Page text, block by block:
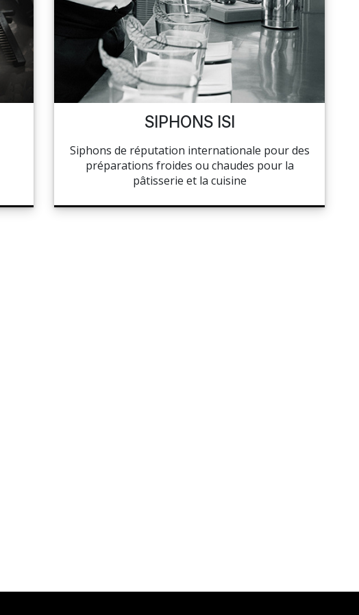
SIPHONS ISI
Siphons de réputation internationale pour des
préparations froides ou chaudes pour la
pâtisserie et la cuisine